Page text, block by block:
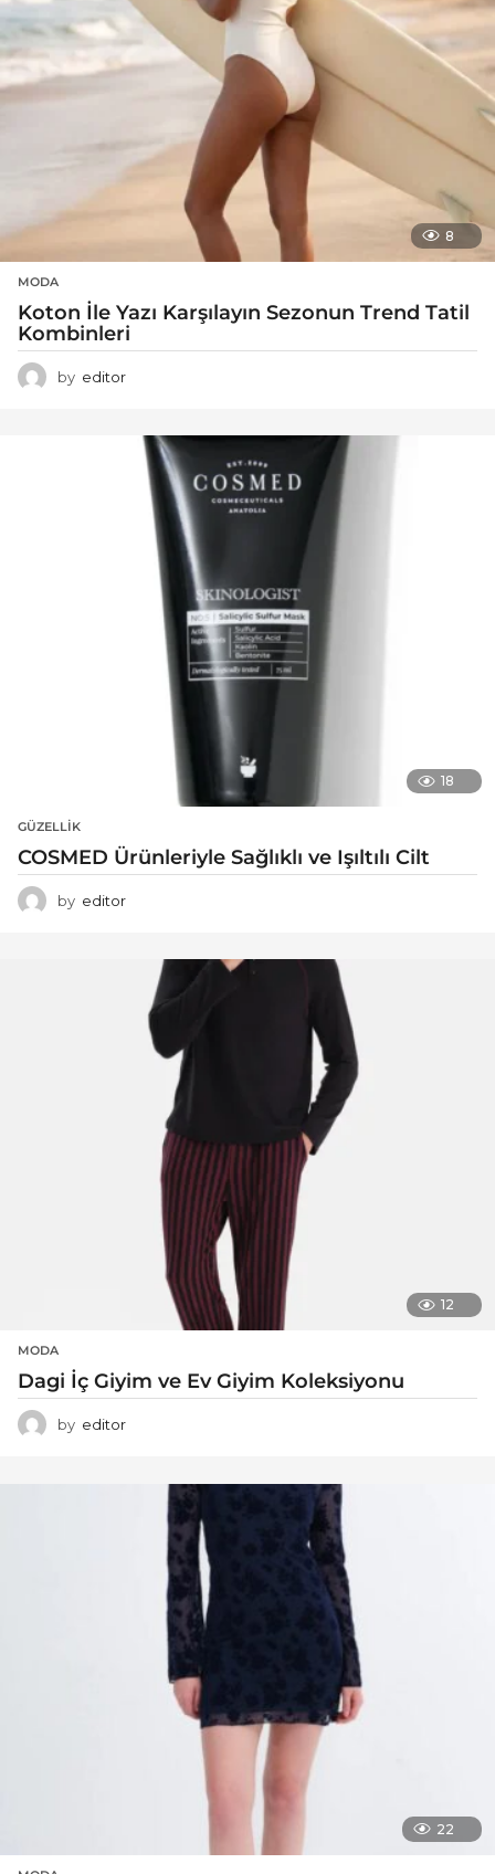
8
MODA
Koton İle Yazı Karşılayın Sezonun Trend Tatil
Kombinleri
by editor
18
GÜZELLIK
COSMED Ürünleriyle Sağlıklı ve Işıltılı Cilt
by editor
12
MODA
Dagi İç Giyim ve Ev Giyim Koleksiyonu
by editor
22